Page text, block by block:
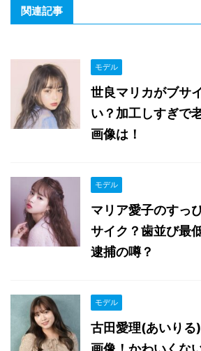
関連記事
モデル
世良マリカがブサ
い？加工しすぎで
画像は！
モデル
マリア愛子のすっ
サイク？歯並び最
逮捕の噂？
モデル
古田愛理(あいりる